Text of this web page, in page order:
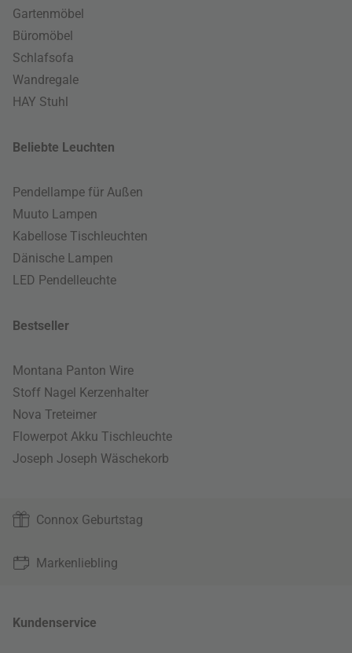
Gartenmöbel
Büromöbel
Schlafsofa
Wandregale
HAY Stuhl
Beliebte Leuchten
Pendellampe für Außen
Muuto Lampen
Kabellose Tischleuchten
Dänische Lampen
LED Pendelleuchte
Bestseller
Montana Panton Wire
Stoff Nagel Kerzenhalter
Nova Treteimer
Flowerpot Akku Tischleuchte
Joseph Joseph Wäschekorb
Connox Geburtstag
Markenliebling
Kundenservice